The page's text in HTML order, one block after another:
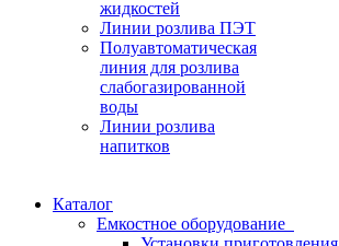
жидкостей
Линии розлива ПЭТ
Полуавтоматическая
линия для розлива
слабогазированной
воды
Линии розлива
напитков
Каталог
Емкостное оборудование